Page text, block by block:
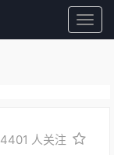
曙
海
4401 人关注